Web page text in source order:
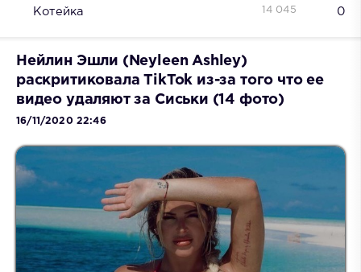
Котейка 0
14 045
Нейлин Эшли (Neyleen Ashley)
раскритиковала TikTok из-за того что ее
видео удаляют за Сиськи (14 фото)
16/11/2020 22:46